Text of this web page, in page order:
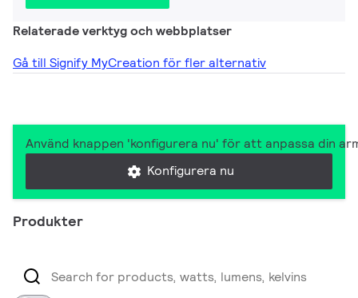
Relaterade verktyg och webbplatser
Gå till Signify MyCreation för fler alternativ
Använd knappen 'konfigurera nu' för att anpassa din
Konfigurera nu
Produkter